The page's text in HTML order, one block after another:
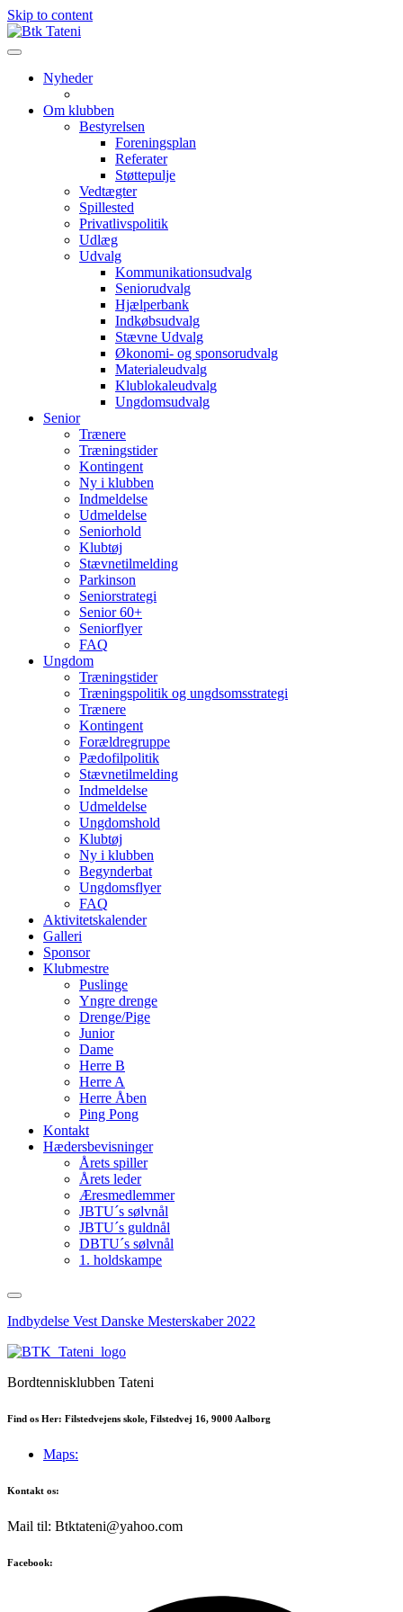
Skip to content
Nyheder
Om klubben
Bestyrelsen
Foreningsplan
Referater
Støttepulje
Vedtægter
Spillested
Privatlivspolitik
Udlæg
Udvalg
Kommunikationsudvalg
Seniorudvalg
Hjælperbank
Indkøbsudvalg
Stævne Udvalg
Økonomi- og sponsorudvalg
Materialeudvalg
Klublokaleudvalg
Ungdomsudvalg
Senior
Trænere
Træningstider
Kontingent
Ny i klubben
Indmeldelse
Udmeldelse
Seniorhold
Klubtøj
Stævnetilmelding
Parkinson
Seniorstrategi
Senior 60+
Seniorflyer
FAQ
Ungdom
Træningstider
Træningspolitik og ungdsomsstrategi
Trænere
Kontingent
Forældregruppe
Pædofilpolitik
Stævnetilmelding
Indmeldelse
Udmeldelse
Ungdomshold
Klubtøj
Ny i klubben
Begynderbat
Ungdomsflyer
FAQ
Aktivitetskalender
Galleri
Sponsor
Klubmestre
Puslinge
Yngre drenge
Drenge/Pige
Junior
Dame
Herre B
Herre A
Herre Åben
Ping Pong
Kontakt
Hædersbevisninger
Årets spiller
Årets leder
Æresmedlemmer
JBTU´s sølvnål
JBTU´s guldnål
DBTU´s sølvnål
1. holdskampe
Indbydelse Vest Danske Mesterskaber 2022
Bordtennisklubben Tateni
Find os Her: Filstedvejens skole, Filstedvej 16, 9000 Aalborg
Maps:
Kontakt os:
Mail til: Btktateni@yahoo.com
Facebook: